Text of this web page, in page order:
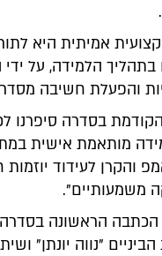
אמיתית היא
בתהליך הלמידה, על
והפעלת חשיבה מסדר
בסדרה סיפרנו
מותאמת אישית
והקרן לעידוד יוזמות
משמעותיים".
הראשונה
"נווה יונתן"